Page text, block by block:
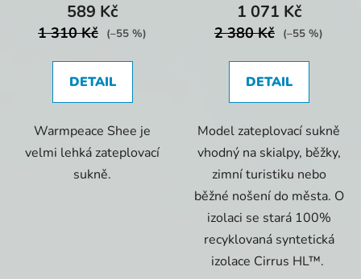
589 Kč
1 310 Kč (–55 %)
DETAIL
Warmpeace Shee je
velmi lehká zateplovací
sukně.
1 071 Kč
2 380 Kč (–55 %)
DETAIL
Model zateplovací sukně
vhodný na skialpy, běžky,
zimní turistiku nebo
běžné nošení do města. O
izolaci se stará 100%
recyklovaná syntetická
izolace Cirrus HL™.